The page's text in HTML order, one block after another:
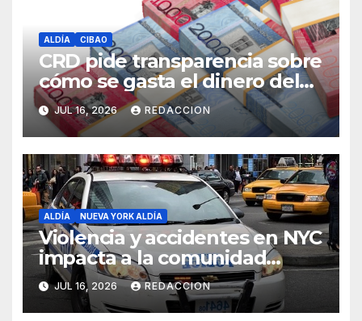
ALDÍA CIBAO
CRD pide transparencia sobre
cómo se gasta el dinero del
Seguro Familiar de Salud
JUL 16, 2026 REDACCION
ALDÍA NUEVA YORK ALDÍA
Violencia y accidentes en NYC
impacta a la comunidad
dominicana
JUL 16, 2026 REDACCION